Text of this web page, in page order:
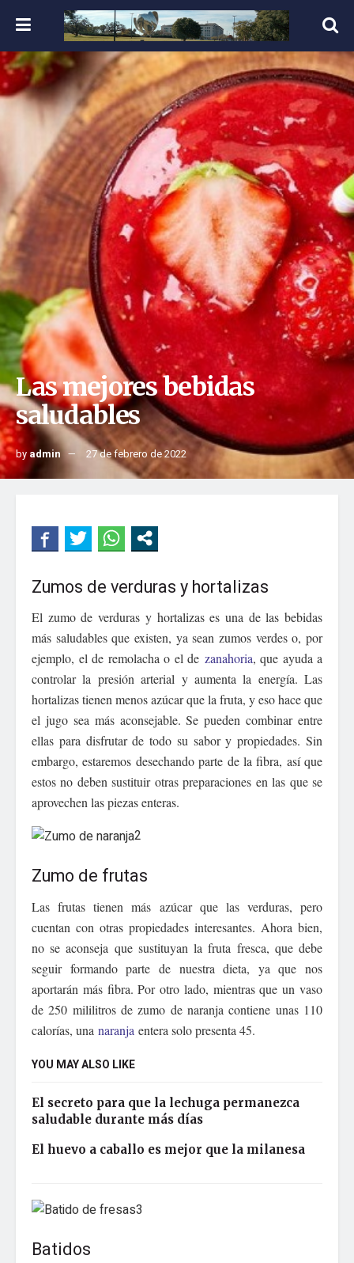
Las mejores bebidas
saludables
by admin 27 de febrero de 2022
Zumos de verduras y hortalizas
El zumo de verduras y hortalizas es una de las bebidas
más saludables que existen, ya sean zumos verdes o, por
ejemplo, el de remolacha o el de zanahoria, que ayuda a
controlar la presión arterial y aumenta la energía. Las
hortalizas tienen menos azúcar que la fruta, y eso hace que
el jugo sea más aconsejable. Se pueden combinar entre
ellas para disfrutar de todo su sabor y propiedades. Sin
embargo, estaremos desechando parte de la fibra, así que
estos no deben sustituir otras preparaciones en las que se
aprovechen las piezas enteras.
2
Zumo de frutas
Las frutas tienen más azúcar que las verduras, pero
cuentan con otras propiedades interesantes. Ahora bien,
no se aconseja que sustituyan la fruta fresca, que debe
seguir formando parte de nuestra dieta, ya que nos
aportarán más fibra. Por otro lado, mientras que un vaso
de 250 mililitros de zumo de naranja contiene unas 110
calorías, una naranja entera solo presenta 45.
YOU MAY ALSO LIKE
El secreto para que la lechuga permanezca
saludable durante más días
El huevo a caballo es mejor que la milanesa
3
Batidos